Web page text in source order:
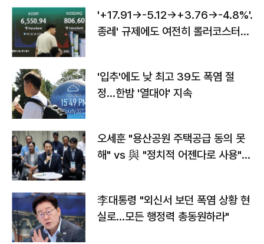
'+17.91→-5.12→+3.76→-4.8%'…'
종레' 규제에도 여전히 롤러코스터
'입추'에도 낮 최고 39도 폭염 절
정…한밤 '열대야' 지속
오세훈 "용산공원 주택공급 동의 못
해" vs 與 "정치적 어젠다로 사용"
李대통령 "외신서 보던 폭염 상황 현
실로…모든 행정력 총동원하라"